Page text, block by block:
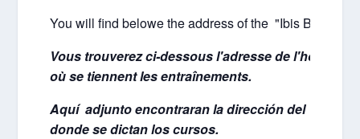
You will find belowe the address of the "Ibis Budget"
Vous trouverez ci-dessous l'adresse de l'hôtel
où se tiennent les entraînements.
Aquí adjunto encontraran la dirección del hotel
donde se dictan los cursos.